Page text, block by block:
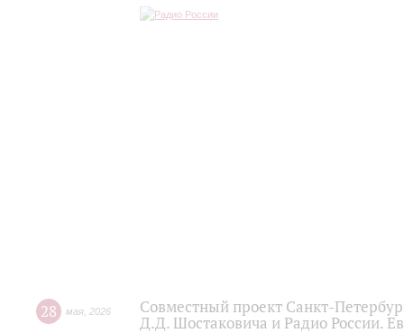
28 мая 2026
Совместный проект Санкт-
Д.Д. Шостаковича и Радио России.